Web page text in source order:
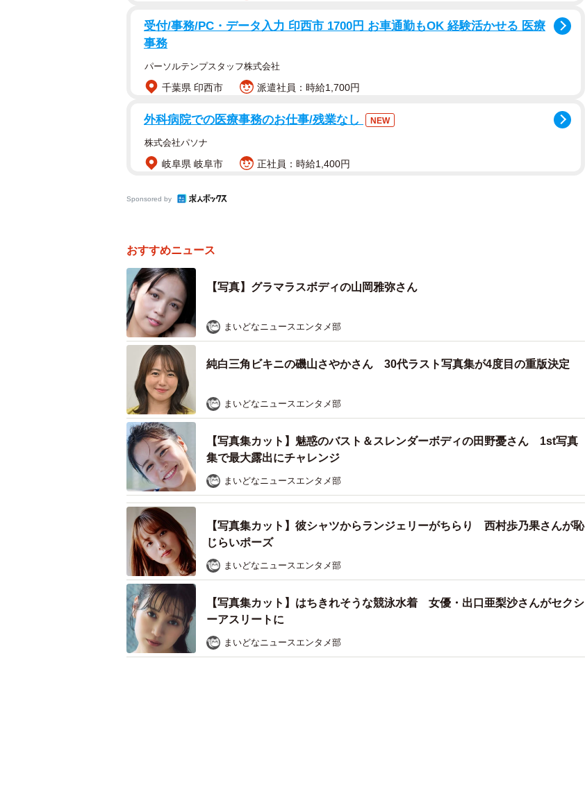
受付/事務/PC・データ入力 印西市 1700円 お車通勤もOK 経験活かせる 医療
事務
パーソルテンプスタッフ株式会社
千葉県 印西市 派遣社員：時給1,700円
外科病院での医療事務のお仕事/残業なし NEW
株式会社パソナ
岐阜県 岐阜市 正社員：時給1,400円
Sponsored by
おすすめニュース
【写真】グラマラスボディの山岡雅弥さん
まいどなニュースエンタメ部
純白三角ビキニの磯山さやかさん 30代ラスト写真集が4度目の重版決定
まいどなニュースエンタメ部
【写真集カット】魅惑のバスト＆スレンダーボディの田野憂さん 1st写真
集で最大露出にチャレンジ
まいどなニュースエンタメ部
【写真集カット】彼シャツからランジェリーがちらり 西村歩乃果さんが恥
じらいポーズ
まいどなニュースエンタメ部
【写真集カット】はちきれそうな競泳水着 女優・出口亜梨沙さんがセクシ
ーアスリートに
まいどなニュースエンタメ部